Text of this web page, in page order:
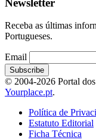
Receba as últimas
Portugueses.
Email
© 2004-2026 Portal
Yourplace.pt.
Política de
Estatuto Editorial
Ficha Técnica